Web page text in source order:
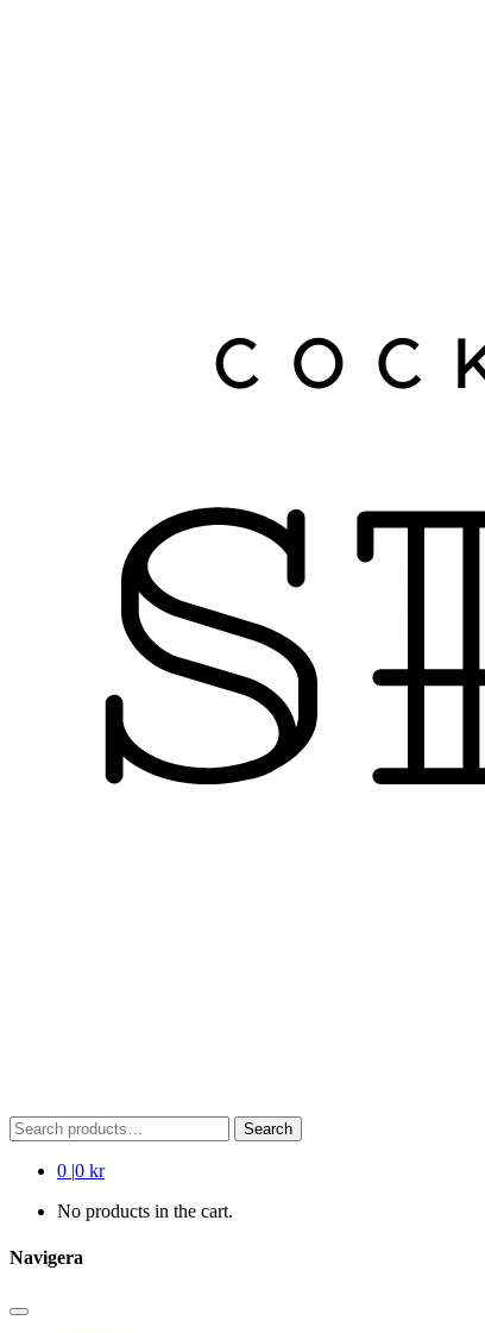
Search
for:
Search
0 |0 kr
No products in the cart.
Navigera